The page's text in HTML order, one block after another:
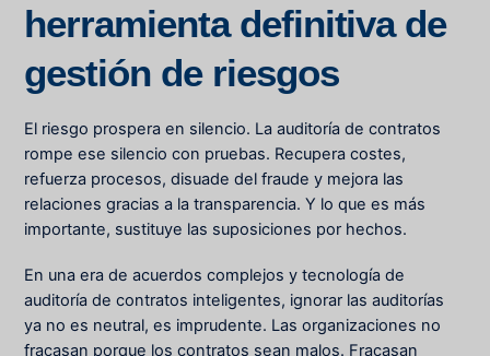
herramienta definitiva de
gestión de riesgos
El riesgo prospera en silencio. La auditoría de contratos
rompe ese silencio con pruebas. Recupera costes,
refuerza procesos, disuade del fraude y mejora las
relaciones gracias a la transparencia. Y lo que es más
importante, sustituye las suposiciones por hechos.
En una era de acuerdos complejos y tecnología de
auditoría de contratos inteligentes, ignorar las auditorías
ya no es neutral, es imprudente. Las organizaciones no
fracasan porque los contratos sean malos. Fracasan